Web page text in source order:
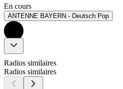
En cours
ANTENNE BAYERN - Deutsch Pop
Radios similaires
Radios similaires